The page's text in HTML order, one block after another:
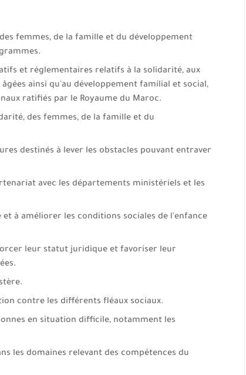
femmes, de la famille et du développement
et réglementaires relatifs à la solidarité, aux
ainsi qu'au développement familial et social,
ratifiés par le Royaume du Maroc.
des femmes, de la famille et du
destinés à lever les obstacles pouvant entraver
avec les départements ministériels et les
à améliorer les conditions sociales de l'enfance
leur statut juridique et favoriser leur
contre les différents fléaux sociaux.
en situation difficile, notamment les
les domaines relevant des compétences du